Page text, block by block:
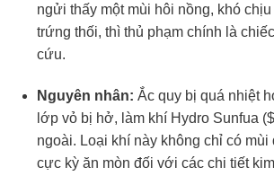
ngửi thấy một mùi hôi nồng, khó
trứng thối, thì thủ phạm chính là
cứu.
Nguyên nhân: Ắc quy bị quá nhiệt
lớp vỏ bị hở, làm khí Hydro Sunfua (
ngoài. Loại khí này không chỉ có mùi
cực kỳ ăn mòn đối với các chi tiết